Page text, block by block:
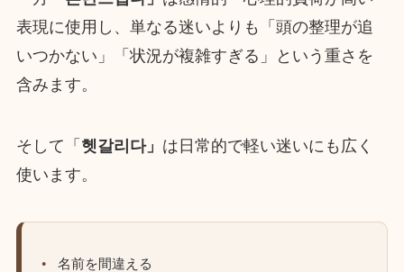
表現に使用し、単なる迷いよりも「頭の整理が追
いつかない」「状況が複雑すぎる」という重さを
含みます。
そして「 헷갈리다」 は日常的で軽い迷いにも広く
使います。
名前を間違える